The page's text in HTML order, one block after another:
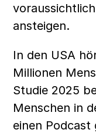
ansteigen.
In den USA
Millionen
Studie 2025
Menschen in
einen Podcast